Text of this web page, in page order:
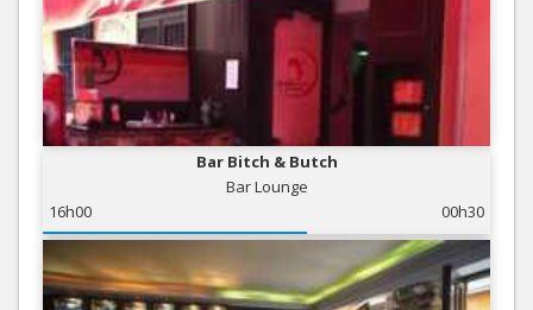
Bar Bitch & Butch
Bar Lounge
16h00
00h30